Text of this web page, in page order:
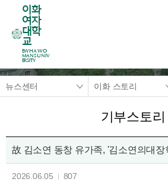
이화
여자
대학
교
EWHA WO
MANS UNIV
ERSITY
뉴스센터 이화 스토리
기부스토리
故 김소연 동창 유가족, '김소연의대장
2026.06.05 807